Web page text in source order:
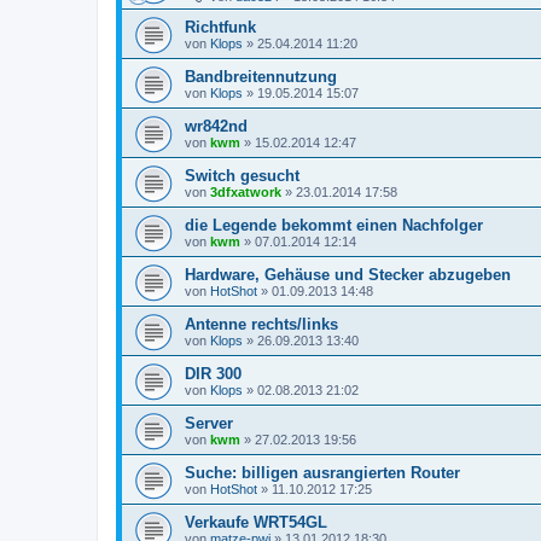
Richtfunk
von Klops » 25.04.2014 11:20
Bandbreitennutzung
von Klops » 19.05.2014 15:07
wr842nd
von kwm » 15.02.2014 12:47
Switch gesucht
von 3dfxatwork » 23.01.2014 17:58
die Legende bekommt einen Nachfolger
von kwm » 07.01.2014 12:14
Hardware, Gehäuse und Stecker abzugeben
von HotShot » 01.09.2013 14:48
Antenne rechts/links
von Klops » 26.09.2013 13:40
DIR 300
von Klops » 02.08.2013 21:02
Server
von kwm » 27.02.2013 19:56
Suche: billigen ausrangierten Router
von HotShot » 11.10.2012 17:25
Verkaufe WRT54GL